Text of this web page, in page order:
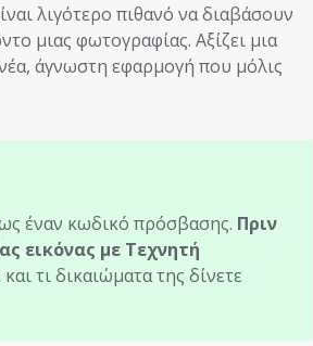
λιγότερο πιθανό να διαβάσουν
μιας φωτογραφίας. Αξίζει μια
άγνωστη εφαρμογή που μόλις
έναν κωδικό πρόσβασης. Πριν
εικόνας με Τεχνητή
τι δικαιώματα της δίνετε